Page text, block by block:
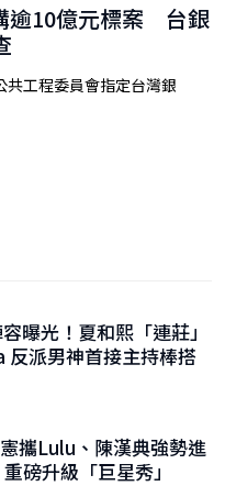
逾10億元標案 台銀
共工程委員會指定台灣銀
曝光！夏和熙「連莊」
反派男神首接主持棒搭
攜Lulu、陳漢典強勢進
磅升級「巨星秀」